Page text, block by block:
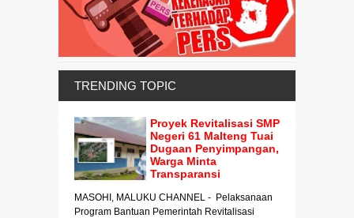
TRENDING TOPIC
Proyek Revitalisasi SMP
Negeri 61 Malteng Tuai
Dugaan Penyimpangan,
Warga Minta
Transparansi
MASOHI, MALUKU CHANNEL - Pelaksanaan
Program Bantuan Pemerintah Revitalisasi